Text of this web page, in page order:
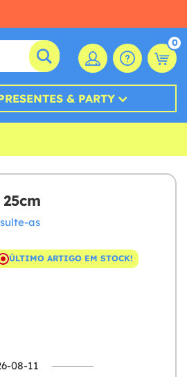
0
& PARTY
as
ÚLTIMO ARTIGO EM STOCK!
08-11